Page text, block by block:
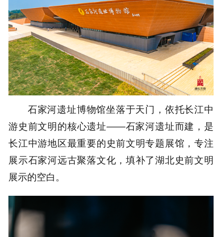
石家河遗址博物馆坐落于天门， 依托长江中
游史前文明的核心遗址——石家河遗址而建， 是
长江中游地区最重要的史前文明专题展馆，专注
展示石家河远古聚落文化，填补了湖北史前文明
展示的空白。